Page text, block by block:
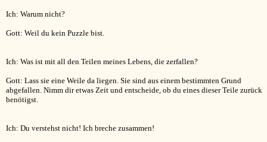
Ich: Warum nicht?
Gott: Weil du kein Puzzle bist.
Ich: Was ist mit all den Teilen meines Lebens, die zerfallen?
Gott: Lass sie eine Weile da liegen. Sie sind aus einem bestimmten Grund
abgefallen. Nimm dir etwas Zeit und entscheide, ob du eines dieser Teile zurück
benötigst.
Ich: Du verstehst nicht! Ich breche zusammen!